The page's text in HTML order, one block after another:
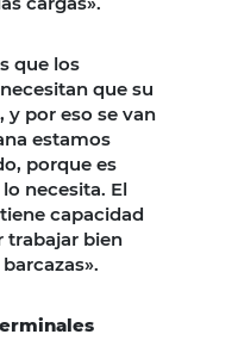
que los
que su
y por eso se van
estamos
porque es
necesita. El
capacidad
trabajar bien